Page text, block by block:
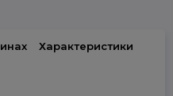
Характеристики